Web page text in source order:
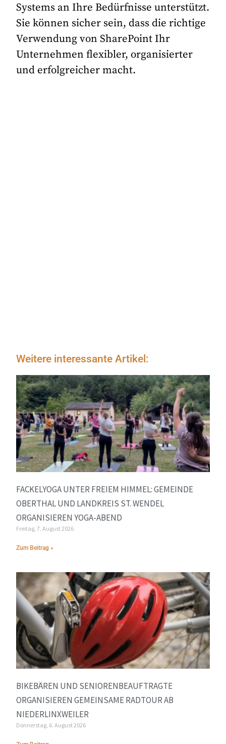
Systems an Ihre Bedürfnisse unterstützt.
Sie können sicher sein, dass die richtige
Verwendung von SharePoint Ihr
Unternehmen flexibler, organisierter
und erfolgreicher macht.
Weitere interessante Artikel:
FACKELYOGA UNTER FREIEM HIMMEL: GEMEINDE
OBERTHAL UND LANDKREIS ST. WENDEL
ORGANISIEREN YOGA-ABEND
Freitag, 7. August 2026
Zum Beitrag »
BIKEBÄREN UND SENIORENBEAUFTRAGTE
ORGANISIEREN GEMEINSAME RADTOUR AB
NIEDERLINXWEILER
Donnerstag, 6. August 2026